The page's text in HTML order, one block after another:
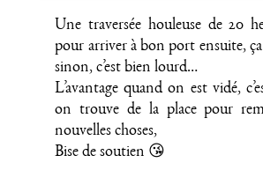
Une traversée houleuse de 20
pour arriver à bon port ensuite,
sinon, c’est bien lourd…
L’avantage quand on est vidé,
on trouve de la place pour
nouvelles choses,
Bise de soutien 😘